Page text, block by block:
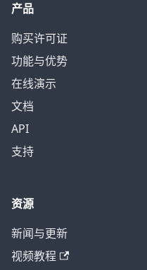
产品
购买许可证
功能与优势
在线演示
文档
API
支持
资源
新闻与更新
视频教程